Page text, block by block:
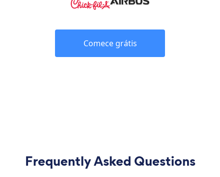
Comece grátis
Frequently Asked Questions